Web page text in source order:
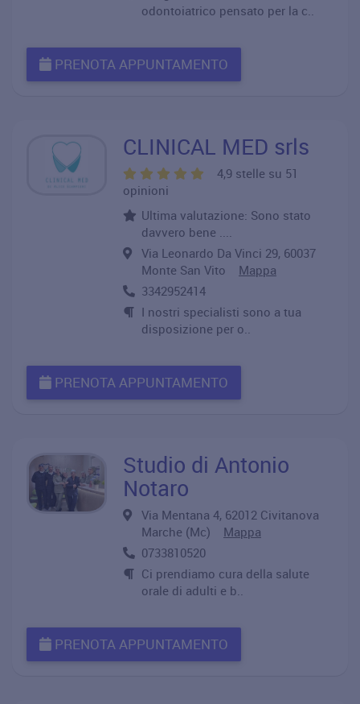
odontoiatrico pensato per la c..
PRENOTA APPUNTAMENTO
CLINICAL MED srls
4,9 stelle su 51
opinioni
Ultima valutazione: Sono stato
davvero bene ....
Via Leonardo Da Vinci 29, 60037
Monte San Vito Mappa
3342952414
I nostri specialisti sono a tua
disposizione per o..
PRENOTA APPUNTAMENTO
Studio di Antonio
Notaro
Via Mentana 4, 62012 Civitanova
Marche (Mc) Mappa
0733810520
Ci prendiamo cura della salute
orale di adulti e b..
PRENOTA APPUNTAMENTO